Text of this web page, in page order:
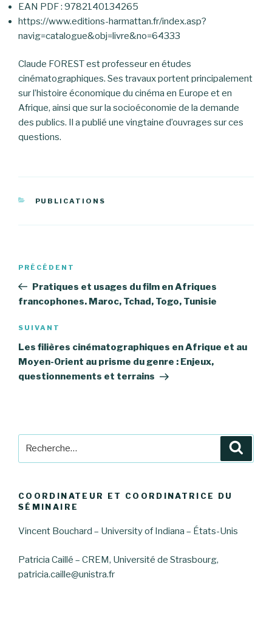
EAN PDF : 9782140134265
https://www.editions-harmattan.fr/index.asp?
navig=catalogue&obj=livre&no=64333
Claude FOREST est professeur en études
cinématographiques. Ses travaux portent principalement
sur l’histoire économique du cinéma en Europe et en
Afrique, ainsi que sur la socioéconomie de la demande
des publics. Il a publié une vingtaine d’ouvrages sur ces
questions.
CATÉGORIES
PUBLICATIONS
Navigation
l’article
Article
précédent
PRÉCÉDENT
Pratiques et usages du film en Afriques
francophones. Maroc, Tchad, Togo, Tunisie
Article
suivant
SUIVANT
Les filières cinématographiques en Afrique et au
Moyen-Orient au prisme du genre : Enjeux,
questionnements et terrains
COORDINATEUR ET COORDINATRICE DU
SÉMINAIRE
Vincent Bouchard – University of Indiana – États-Unis
Patricia Caillé – CREM, Université de Strasbourg,
patricia.caille@unistra.fr